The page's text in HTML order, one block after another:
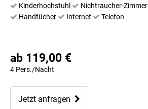
Kinderhochstuhl
Nichtraucher-Zimmer
Handtücher
Internet Telefon
ab 119,00 €
4 Pers./Nacht
Jetzt anfragen